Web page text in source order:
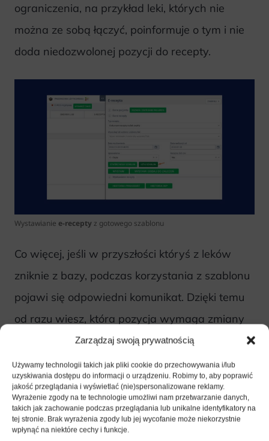
Zarządzaj swoją prywatnością
Używamy technologii takich jak pliki cookie do przechowywania i/lub
uzyskiwania dostępu do informacji o urządzeniu. Robimy to, aby poprawić
jakość przeglądania i wyświetlać (nie)spersonalizowane reklamy.
Wyrażenie zgody na te technologie umożliwi nam przetwarzanie danych,
takich jak zachowanie podczas przeglądania lub unikalne identyfikatory na
tej stronie. Brak wyrażenia zgody lub jej wycofanie może niekorzystnie
wpłynąć na niektóre cechy i funkcje.
ograniczenia, na przykład leki, których nie
można ze sobą łączyć, poinformuje o tym i nie
doda niedozwolonej pozycji do recepty.
Wystawianie e-recepty z gotowego szablonu
Co więcej, jeśli w przyszłości któryś z leków
zniknie z bazy, podczas korzystania z szablonu
pojawi się odpowiedni komunikat. Dzięki temu
od razu wiesz, która pozycja wymaga zmiany
— jeszcze zanim klikniesz „Wystaw”.